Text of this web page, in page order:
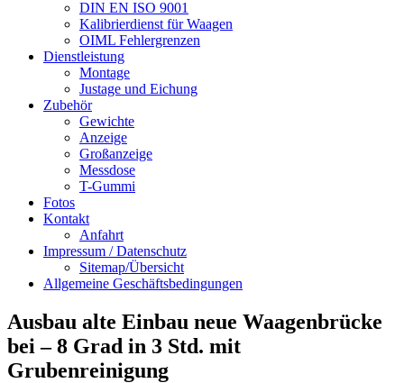
DIN EN ISO 9001
Kalibrierdienst für Waagen
OIML Fehlergrenzen
Dienstleistung
Montage
Justage und Eichung
Zubehör
Gewichte
Anzeige
Großanzeige
Messdose
T-Gummi
Fotos
Kontakt
Anfahrt
Impressum / Datenschutz
Sitemap/Übersicht
Allgemeine Geschäftsbedingungen
Ausbau alte Einbau neue Waagenbrücke
bei – 8 Grad in 3 Std. mit
Grubenreinigung